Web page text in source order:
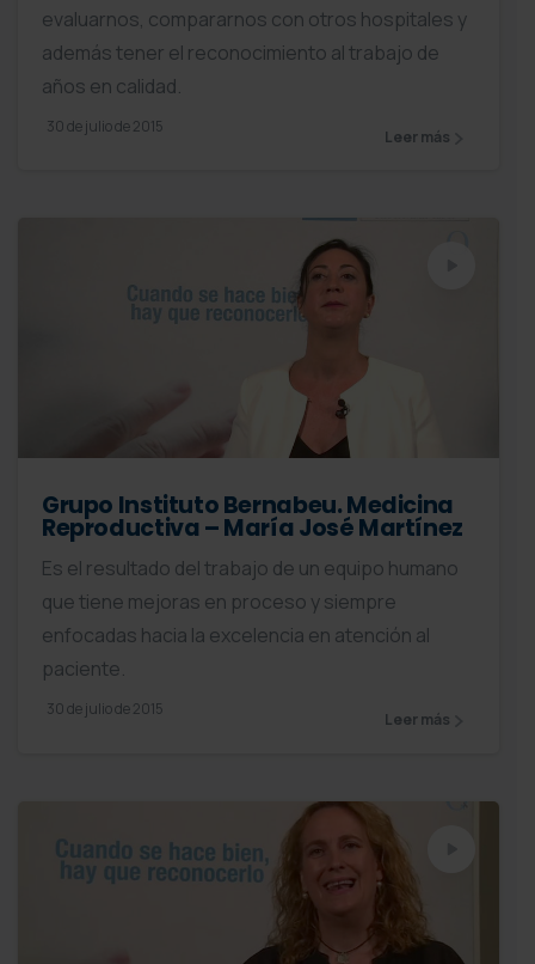
evaluarnos, compararnos con otros hospitales y
además tener el reconocimiento al trabajo de
años en calidad.
30 de julio de 2015
Leer más
Grupo Instituto Bernabeu. Medicina
Reproductiva – María José Martínez
Es el resultado del trabajo de un equipo humano
que tiene mejoras en proceso y siempre
enfocadas hacia la excelencia en atención al
paciente.
30 de julio de 2015
Leer más